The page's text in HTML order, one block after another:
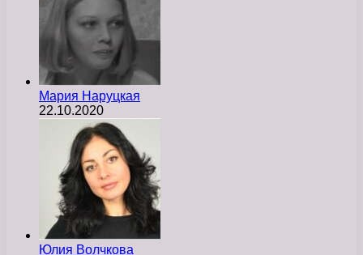
Мария Наруцкая
22.10.2020
Юлия Волчкова